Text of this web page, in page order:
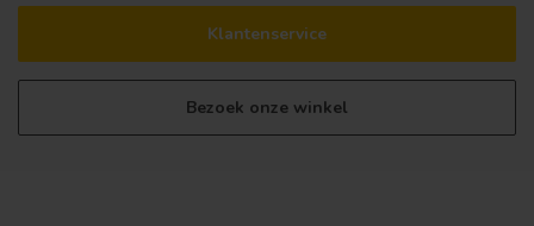
Klantenservice
Bezoek onze winkel